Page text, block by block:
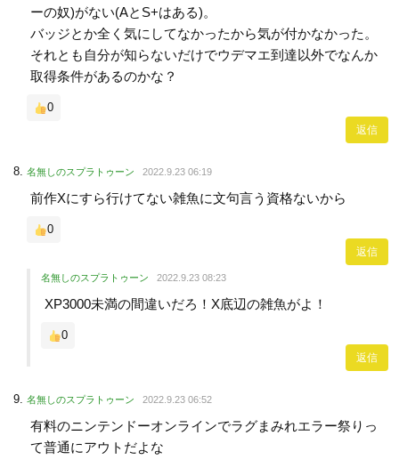
ーの奴)がない(AとS+はある)。
バッジとか全く気にしてなかったから気が付かなかった。
それとも自分が知らないだけでウデマエ到達以外でなんか
取得条件があるのかな？
0
返信
名無しのスプラトゥーン 2022.9.23 06:19
前作Xにすら行けてない雑魚に文句言う資格ないから
0
返信
名無しのスプラトゥーン 2022.9.23 08:23
XP3000未満の間違いだろ！X底辺の雑魚がよ！
0
返信
名無しのスプラトゥーン 2022.9.23 06:52
有料のニンテンドーオンラインでラグまみれエラー祭りっ
て普通にアウトだよな